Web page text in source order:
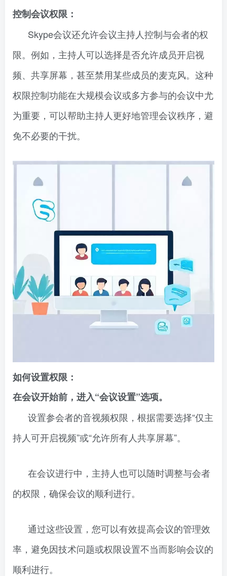
控制会议权限：
Skype会议还允许会议主持人控制与会者的权
限。例如，主持人可以选择是否允许成员开启视
频、共享屏幕，甚至禁用某些成员的麦克风。这种
权限控制功能在大规模会议或多方参与的会议中尤
为重要，可以帮助主持人更好地管理会议秩序，避
免不必要的干扰。
如何设置权限：
在会议开始前，进入“会议设置”选项。
设置参会者的音视频权限，根据需要选择“仅主
持人可开启视频”或“允许所有人共享屏幕”。
在会议进行中，主持人也可以随时调整与会者
的权限，确保会议的顺利进行。
通过这些设置，您可以有效提高会议的管理效
率，避免因技术问题或权限设置不当而影响会议的
顺利进行。